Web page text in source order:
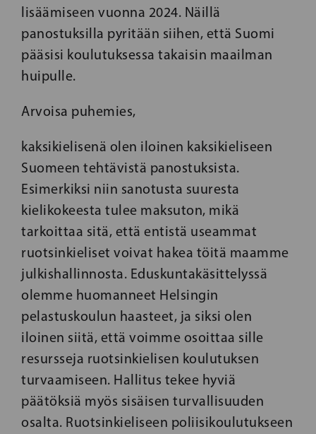
lisäämiseen vuonna 2024. Näillä
panostuksilla pyritään siihen, että Suomi
pääsisi koulutuksessa takaisin maailman
huipulle.
Arvoisa puhemies,
kaksikielisenä olen iloinen kaksikieliseen
Suomeen tehtävistä panostuksista.
Esimerkiksi niin sanotusta suuresta
kielikokeesta tulee maksuton, mikä
tarkoittaa sitä, että entistä useammat
ruotsinkieliset voivat hakea töitä maamme
julkishallinnosta. Eduskuntakäsittelyssä
olemme huomanneet Helsingin
pelastuskoulun haasteet, ja siksi olen
iloinen siitä, että voimme osoittaa sille
resursseja ruotsinkielisen koulutuksen
turvaamiseen. Hallitus tekee hyviä
päätöksiä myös sisäisen turvallisuuden
osalta. Ruotsinkieliseen poliisikoulutukseen